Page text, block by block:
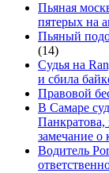
Пьяная
пятерых на
Пьяный
(14)
Судья на
и сбила
Правовой
В Самаре
Панкратова,
замечание о
Водитель